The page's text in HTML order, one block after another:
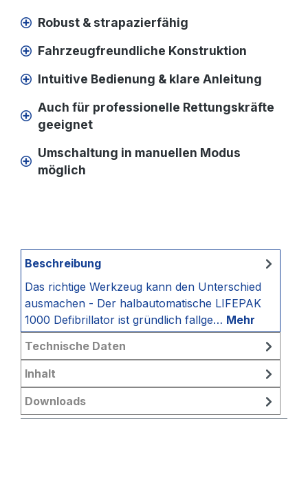
Robust & strapazierfähig
Fahrzeugfreundliche Konstruktion
Intuitive Bedienung & klare Anleitung
Auch für professionelle Rettungskräfte
geeignet
Umschaltung in manuellen Modus
möglich
Beschreibung
Das richtige Werkzeug kann den Unterschied
ausmachen - Der halbautomatische LIFEPAK
1000 Defibrillator ist gründlich fallge… Mehr
Technische Daten
Inhalt
Downloads